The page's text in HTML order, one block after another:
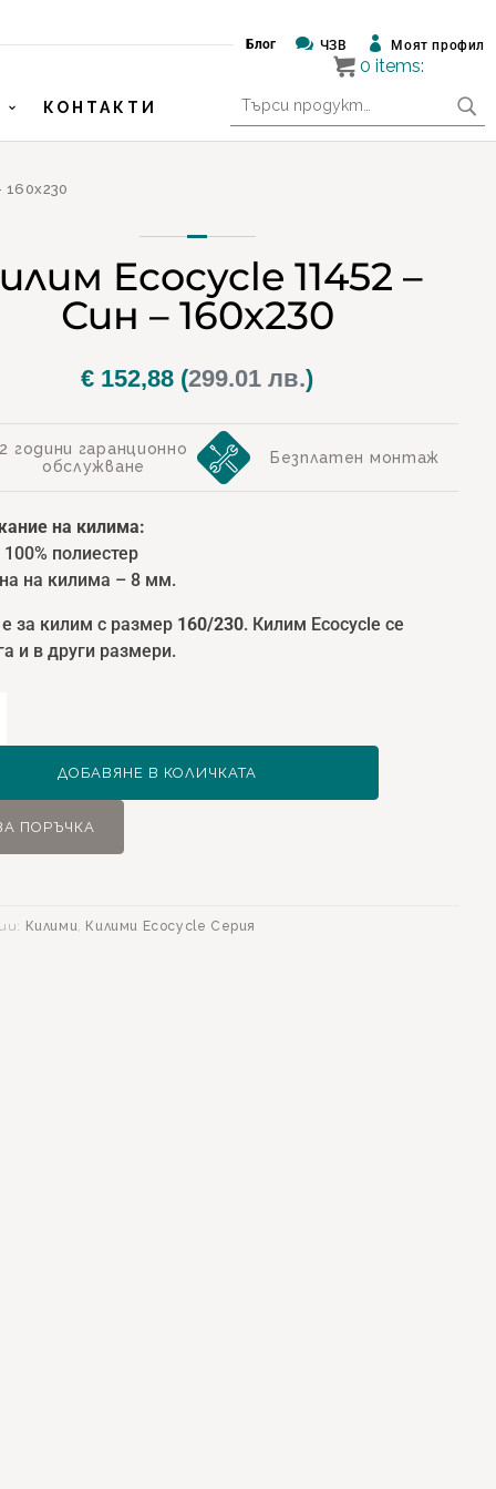
Блог  ЧЗВ  Моят профил
КОНТАКТИ
за:
Ecocycle 11452 –
Син – 160х230
€ 152,88 (299.01 лв.)
2 години гаранционно
обслужване
Безплатен монтаж
на килима:
полиестер
на килима – 8 мм.
за килим с размер 160/230. Килим Ecocycle се
и в други размери.
ДОБАВЯНЕ В КОЛИЧКАТА
ПОРЪЧКА
Килими Килими Ecocycle Серия
0 items: